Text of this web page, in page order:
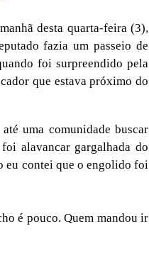
desta quarta-feira (3),
fazia um passeio de
foi surpreendido pela
que estava próximo do
uma comunidade buscar
alavancar gargalhada do
eu contei que o engolido foi
é pouco. Quem mandou ir